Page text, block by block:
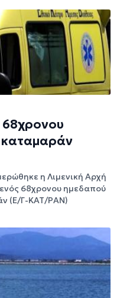
καταμαράν
η Λιμενική Αρχή
68χρονου ημεδαπού
(Ε/Γ-ΚΑΤ/ΡΑΝ)